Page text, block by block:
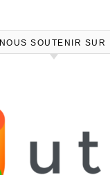
NOUS SOUTENIR SUR